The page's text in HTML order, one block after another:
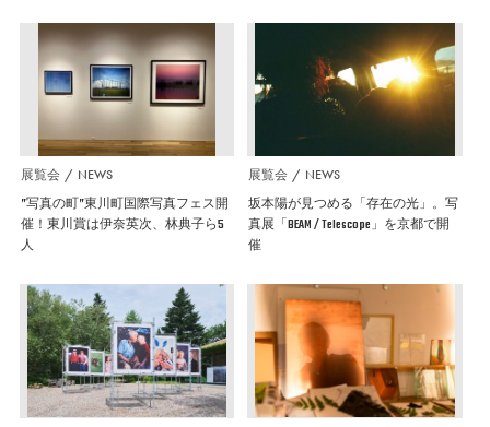
展覧会 NEWS
”写真の町”東川町国際写真フェス開
催！東川賞は伊奈英次、林典子ら5
人
展覧会 NEWS
坂本陽が見つめる「存在の光」。写
真展「BEAM / Telescope」を京都で開
催